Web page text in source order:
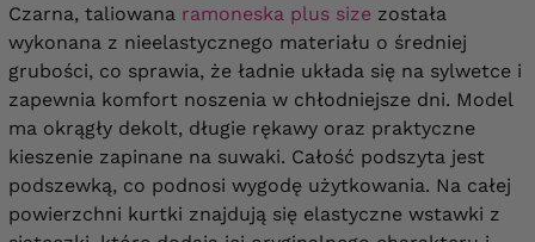
Czarna, taliowana ramoneska plus size została
wykonana z nieelastycznego materiału o średniej
grubości, co sprawia, że ładnie układa się na sylwetce i
zapewnia komfort noszenia w chłodniejsze dni. Model
ma okrągły dekolt, długie rękawy oraz praktyczne
kieszenie zapinane na suwaki. Całość podszyta jest
podszewką, co podnosi wygodę użytkowania. Na całej
powierzchni kurtki znajdują się elastyczne wstawki z